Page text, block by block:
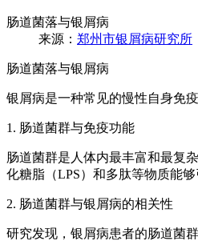
肠道菌落与银屑病
来源： 郑州市银屑病研究所
肠道菌落与银屑病
银屑病是一种常见的慢性自身免
1. 肠道菌群与免疫功能
肠道菌群是人体内最丰富和最复
化糖脂（LPS）和多肽等物质能
2. 肠道菌群与银屑病的相关性
研究发现，银屑病患者的肠道菌